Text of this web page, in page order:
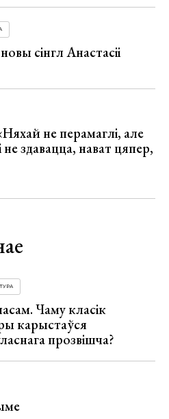
сінгл Анастасіі
не перамаглі, але
здавацца, нават цяпер,
Чаму класік
карыстаўся
прозвішча?